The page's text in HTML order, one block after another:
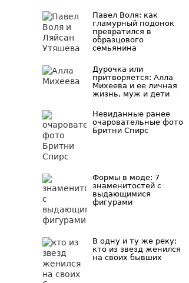
Павел Воля: как
гламурный подонок
превратился в
образцового
семьянина
Дурочка или
притворяется: Алла
Михеева и ее личная
жизнь, муж и дети
Невиданные ранее
очаровательные фото
Бритни Спирс
Формы в моде: 7
знаменитостей с
выдающимися
фигурами
В одну и ту же реку:
кто из звезд женился
на своих бывших